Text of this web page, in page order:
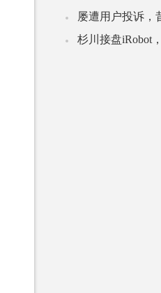
屡遭用户投诉，
杉川接盘iRobot